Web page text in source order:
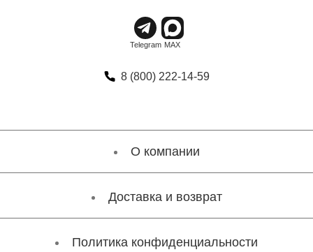
8 (800) 222-14-59
О компании
Доставка и возврат
Политика конфиденциальности